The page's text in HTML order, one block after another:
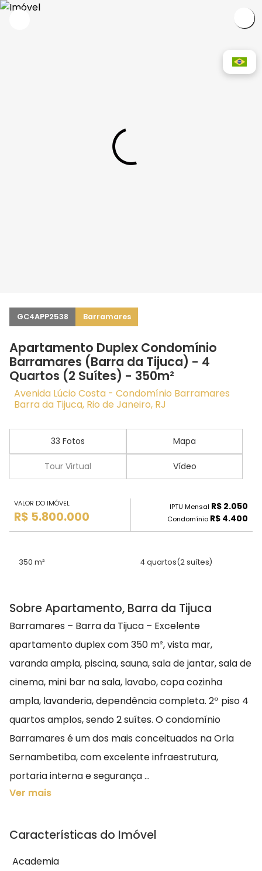
GC4APP2538 Barramares
Apartamento Duplex Condomínio
Barramares (Barra da Tijuca) - 4
Quartos (2 Suítes) - 350m²
Avenida Lúcio Costa - Condomínio Barramares
Barra da Tijuca, Rio de Janeiro, RJ
33 Fotos Mapa
Tour Virtual Vídeo
VALOR DO IMÓVEL
R$ 5.800.000
IPTU Mensal R$ 2.050
Condomínio R$ 4.400
350 m² 4 quartos(2 suítes)
Sobre Apartamento, Barra da Tijuca
Barramares – Barra da Tijuca – Excelente
apartamento duplex com 350 m², vista mar,
varanda ampla, piscina, sauna, sala de jantar, sala de
cinema, mini bar na sala, lavabo, copa cozinha
ampla, lavanderia, dependência completa. 2º piso 4
quartos amplos, sendo 2 suítes. O condomínio
Barramares é um dos mais conceituados na Orla
Sernambetiba, com excelente infraestrutura,
portaria interna e segurança ...
Ver mais
Características do Imóvel
Academia